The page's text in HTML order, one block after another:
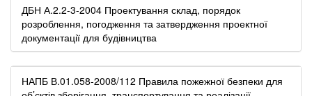
ДБН А.2.2-3-2004 Проектування склад, порядок
розроблення, погодження та затвердження проектної
документації для будівництва
НАПБ В.01.058-2008/112 Правила пожежної безпеки для